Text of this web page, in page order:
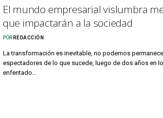
El mundo empresarial vislumbra
que impactarán a la sociedad
POR REDACCIÓN
La transformación es inevitable, no podemos
espectadores de lo que sucede, luego de dos años en
enfentado…